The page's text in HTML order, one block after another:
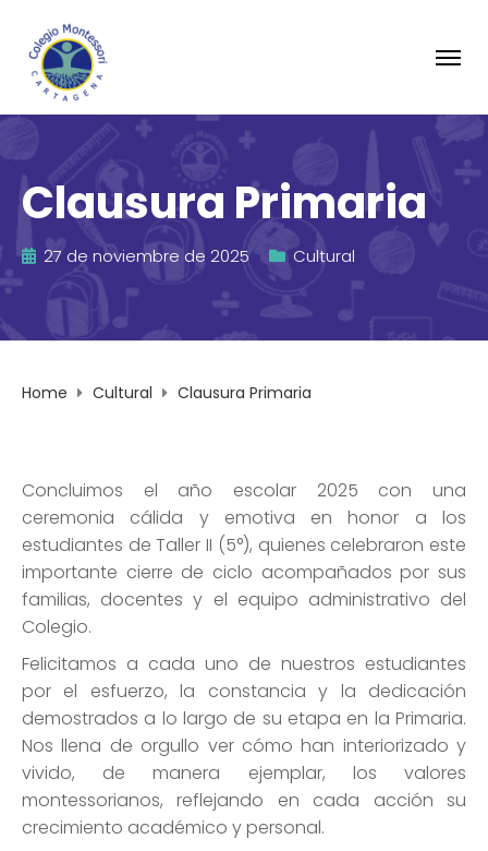
Clausura Primaria
27 de noviembre de 2025 Cultural
Home Cultural Clausura Primaria
Concluimos el año escolar 2025 con una
ceremonia cálida y emotiva en honor a los
estudiantes de Taller II (5°), quienes celebraron este
importante cierre de ciclo acompañados por sus
familias, docentes y el equipo administrativo del
Colegio.
Felicitamos a cada uno de nuestros estudiantes
por el esfuerzo, la constancia y la dedicación
demostrados a lo largo de su etapa en la Primaria.
Nos llena de orgullo ver cómo han interiorizado y
vivido, de manera ejemplar, los valores
montessorianos, reflejando en cada acción su
crecimiento académico y personal.